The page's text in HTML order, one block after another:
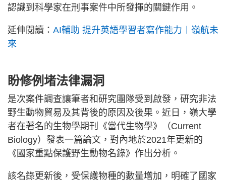
認識到科學家在刑事案件中所發揮的關鍵作用。
延伸閱讀： AI輔助 提升英語學習者寫作能力︱嶺航未
來
盼修例堵法律漏洞
是次案件調查讓筆者和研究團隊受到啟發，研究非法
野生動物貿易及其背後的原因及後果。近日，嶺大學
者在著名的生物學期刊《當代生物學》（Current
Biology）發表一篇論文，對內地於2021年更新的
《國家重點保護野生動物名錄》作出分析。
該名錄更新後，受保護物種的數量增加，明確了國家